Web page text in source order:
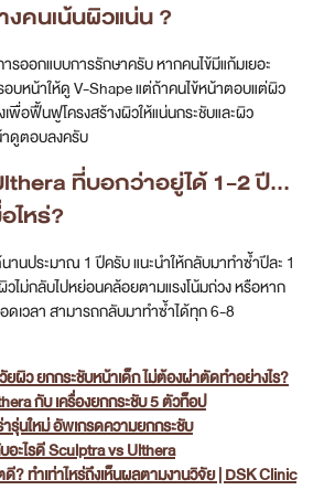
คนเน้นผิวแน่น ?
ออกแบบการรักษาครับ หากคนไข้มีแก้มเยอะ
อบหน้าให้ดู V-Shape แต่ถ้าคนไข้หน้าตอบแต่ผิว
พื่อฟื้นฟูโครงสร้างผิวให้แน่นกระชับและผิว
าดูตอบลงครับ
ที่บอกว่าอยู่ได้ 1-2 ปี…
ไหร่?
นประมาณ 1 ปีครับ แนะนำให้กลับมาทำซ้ำปีละ 1
วไม่กลับไปหย่อนคล้อยตามแรงโน้มถ่วง หรือหาก
เวลา สามารถกลับมาทำซ้ำได้ทุก 6-8
ยผิว ยกกระชับหน้าเด็ก ไม่ต้องผ่าตัดทำอย่างไร?
กับ เครื่องยกกระชับ 5 ตัวท็อป
รุ่นใหม่ อัพเกรดความยกกระชับ
ะไรดี Sculptra vs Ulthera
? ทำเท่าไหร่ถึงเห็นผลตามงานวิจัย | DSK Clinic